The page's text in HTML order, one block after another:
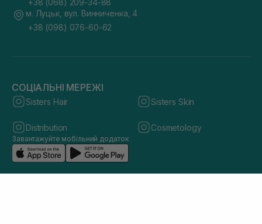
+38 (068) 209-34-88
м. Луцьк, вул. Винниченка, 4
+38 (098) 076-60-62
СОЦІАЛЬНІ МЕРЕЖІ
Sisters Hair Sisters Skin
Distribution Cosmetology
Завантажуйте мобільний додаток